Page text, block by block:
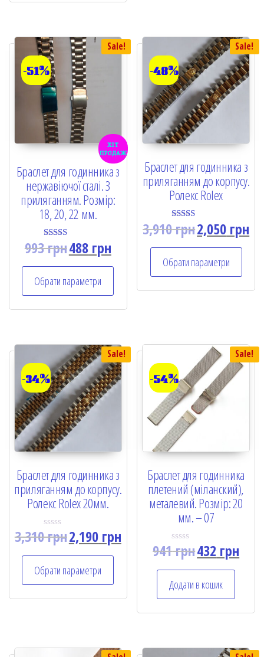
Sale!
-51%
хіт
продаж
Браслет для годинника з
нержавіючої сталі. З
приляганням. Розмір:
18, 20, 22 мм.
Rated
5.00
993грн488грн
Обрати параметри
Sale!
-48%
Браслет для годинника з
приляганням до корпусу.
Ролекс Rolex
Rated
5.00
3,910грн2,050 грн
Обрати параметри
Sale!
-34%
Браслет для годинника з
приляганням до корпусу.
Ролекс Rolex 20мм.
R
a
d
0
o
u
3,310грн2,190грн
Обрати параметри
Sale!
-54%
Браслет для годинника
плетений (міланский),
металевий. Розмір: 20
мм. – 07
R
d
0
o
u
5
941грн432 грн
Додати в кошик